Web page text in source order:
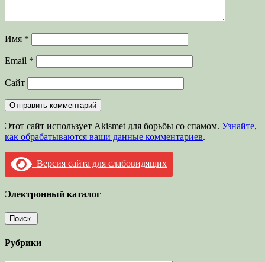
Имя *
Email *
Сайт
Этот сайт использует Akismet для борьбы со спамом. Узнайте,
как обрабатываются ваши данные комментариев.
Версия сайта для слабовидящих
Электронный каталог
Рубрики